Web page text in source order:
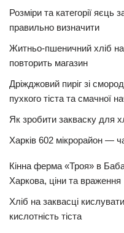
Розміри та категорії
правильно визначити
Житньо-пшеничний хліб
повторить магазин
Дріжджовий пиріг зі
пухкого тіста та смачної
Як зробити закваску для
Харків 602 мікрорайон —
Кінна ферма «Троя» в
Харкова, ціни та враження
Хліб на заквасці
кислотність тіста